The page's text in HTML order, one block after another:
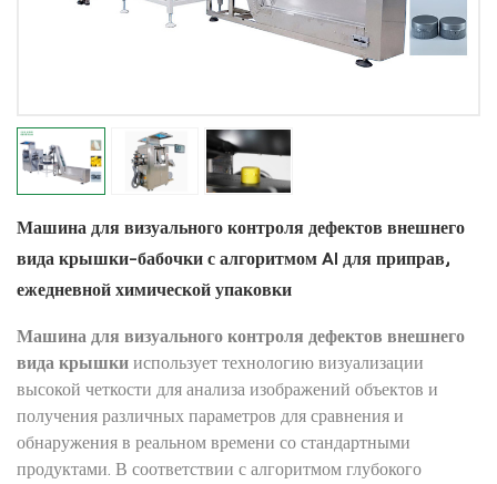
Машина для визуального контроля дефектов внешнего
вида крышки-бабочки с алгоритмом AI для приправ,
ежедневной химической упаковки
Машина для визуального контроля дефектов внешнего
вида крышки использует технологию визуализации
высокой четкости для анализа изображений объектов и
получения различных параметров для сравнения и
обнаружения в реальном времени со стандартными
продуктами. В соответствии с алгоритмом глубокого